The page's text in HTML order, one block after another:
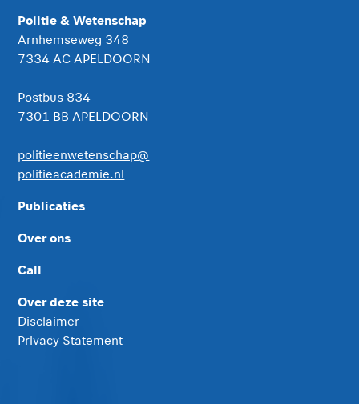
Politie & Wetenschap
Arnhemseweg 348
7334 AC APELDOORN
Postbus 834
7301 BB APELDOORN
politieenwetenschap@
politieacademie.nl
Publicaties
Over ons
Call
Over deze site
Disclaimer
Privacy Statement